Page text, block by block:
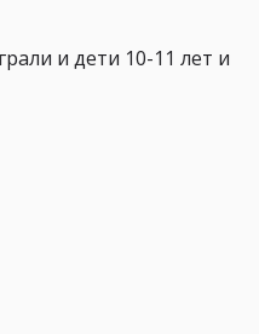
и дети 10-11 лет и